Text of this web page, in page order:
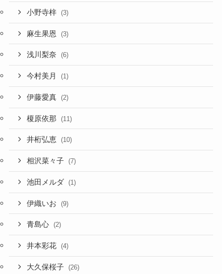
小野寺梓 (3)
麻生果恩 (3)
浅川梨奈 (6)
今村美月 (1)
伊藤愛真 (2)
榎原依那 (11)
井桁弘恵 (10)
相沢菜々子 (7)
池田メルダ (1)
伊織いお (9)
青島心 (2)
井本彩花 (4)
大久保桜子 (26)